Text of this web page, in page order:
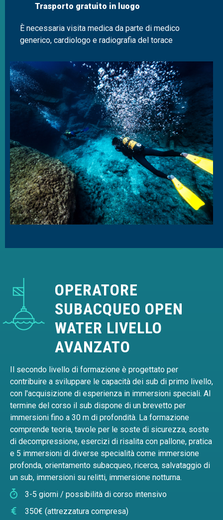
Trasporto gratuito in luogo
È necessaria visita medica da parte di medico
generico, cardiologo e radiografia del torace
OPERATORE
SUBACQUEO OPEN
WATER LIVELLO
AVANZATO
Il secondo livello di formazione è progettato per
contribuire a sviluppare le capacità dei sub di primo livello,
con l'acquisizione di esperienza in immersioni speciali. Al
termine del corso il sub dispone di un brevetto per
immersioni fino a 30 m di profondità. La formazione
comprende teoria, tavole per le soste di sicurezza, soste
di decompressione, esercizi di risalita con pallone, pratica
e 5 immersioni di diverse specialità come immersione
profonda, orientamento subacqueo, ricerca, salvataggio di
un sub, immersioni su relitti, immersione notturna.
3-5 giorni / possibilità di corso intensivo
350€ (attrezzatura compresa)